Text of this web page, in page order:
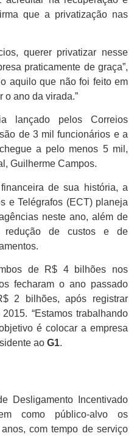
que a privatização nas
querer privatizar nesse
praticamente de graça”,
aquilo que não foi feito em
o ano da virada.”
lançado pelos Correios
de 3 mil funcionários e a
a pelo menos 5 mil,
Guilherme Campos.
de sua história, a
e Telégrafos (ECT) planeja
neste ano, além de
de custos e de
de R$ 4 bilhões nos
fecharam o ano passado
2 bilhões, após registrar
“Estamos trabalhando
é colocar a empresa
ao G1.
Desligamento Incentivado
como público-alvo os
com tempo de serviço